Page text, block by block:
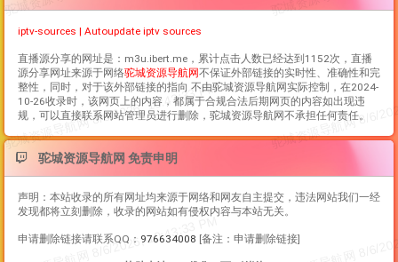
iptv-sources | Autoupdate iptv sources
直播源分享的网址是：m3u.ibert.me，累计点击人数已经达到1152次， 直播
源分享网址来源于网络驼城资源导航网不保证外部链接的实时性、准确性和完
整性，同时，对于该外部链接的指向 不由驼城资源导航网实际控制，在2024-
10-26收录时，该网页上的内容，都属于合规合法后期网页的内容如出现违
规，可以直接联系网站管理员进行删除，驼城资源导航网不承担任何责任。
驼城资源导航网 免责申明
声明：本站收录的所有网址均来源于网络和网友自主提交，违法网站我们一经
发现都将立刻删除，收录的网站如有侵权内容与本站无关。
申请删除链接请联系QQ： 976634008 [备注：申请删除链接]